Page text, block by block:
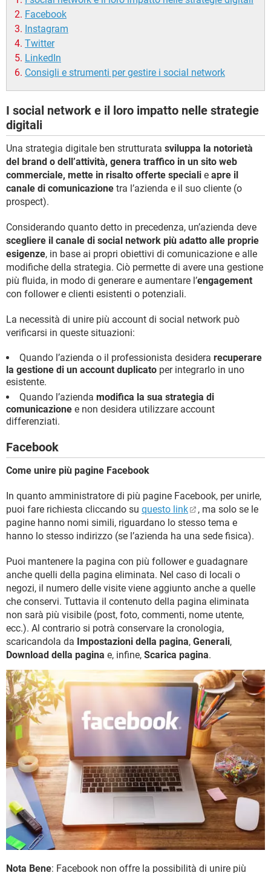
Facebook
Instagram
Twitter
LinkedIn
Consigli e strumenti per gestire i social network
I social network e il loro impatto nelle strategie
digitali
Una strategia digitale ben strutturata sviluppa la notorietà
del brand o dell’attività, genera traffico in un sito web
commerciale, mette in risalto offerte speciali e apre il
canale di comunicazione tra l’azienda e il suo cliente (o
prospect).
Considerando quanto detto in precedenza, un’azienda deve
scegliere il canale di social network più adatto alle proprie
esigenze, in base ai propri obiettivi di comunicazione e alle
modifiche della strategia. Ciò permette di avere una gestione
più fluida, in modo di generare e aumentare l’engagement
con follower e clienti esistenti o potenziali.
La necessità di unire più account di social network può
verificarsi in queste situazioni:
Quando l’azienda o il professionista desidera recuperare
la gestione di un account duplicato per integrarlo in uno
esistente.
Quando l’azienda modifica la sua strategia di
comunicazione e non desidera utilizzare account
differenziati.
Facebook
Come unire più pagine Facebook
In quanto amministratore di più pagine Facebook, per unirle,
puoi fare richiesta cliccando su questo link
, ma solo se le
pagine hanno nomi simili, riguardano lo stesso tema e
hanno lo stesso indirizzo (se l’azienda ha una sede fisica).
Puoi mantenere la pagina con più follower e guadagnare
anche quelli della pagina eliminata. Nel caso di locali o
negozi, il numero delle visite viene aggiunto anche a quelle
che conservi. Tuttavia il contenuto della pagina eliminata
non sarà più visibile (post, foto, commenti, nome utente,
ecc.). Al contrario si potrà conservare la cronologia,
scaricandola da Impostazioni della pagina, Generali,
Download della pagina e, infine, Scarica pagina.
Nota Bene: Facebook non offre la possibilità di unire più